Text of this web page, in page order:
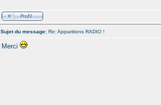
Sujet du message: Re: Apparitions RADIO !
Merci